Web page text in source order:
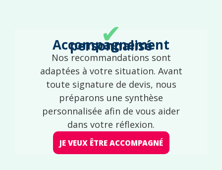
✔
Accompagnement personnalisé
Nos recommandations sont
adaptées à votre situation. Avant
toute signature de devis, nous
préparons une synthèse
personnalisée afin de vous aider
dans votre réflexion.
JE VEUX ÊTRE ACCOMPAGNÉ